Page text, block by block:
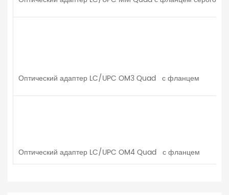
Оптический адаптер LC/UPC OM3 Quad с фланцем
Оптический адаптер LC/UPC OM4 Quad с фланцем